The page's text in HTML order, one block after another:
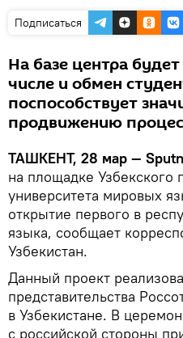
Подписаться
На базе центра
числе и обмен
поспособствует
продвижению
ТАШКЕНТ, 28 мар —
на площадке Узбекского
университета мировых
открытие первого в
языка, сообщает
Узбекистан.
Данный проект
представительства
в Узбекистане. В
с российской стороны